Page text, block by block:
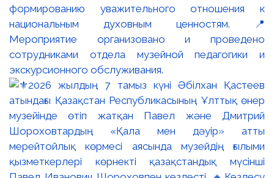
формированию уважительного отношения к
национальным духовным ценностям. 📍
Мероприятие организовано и проведено
сотрудниками отдела музейной педагогики и
экскурсионного обслуживания.